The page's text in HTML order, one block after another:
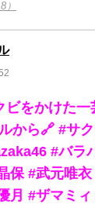
）
ビをかけた
から🔗 #サ
#バラ
保 #武元唯
月 #ザマミ